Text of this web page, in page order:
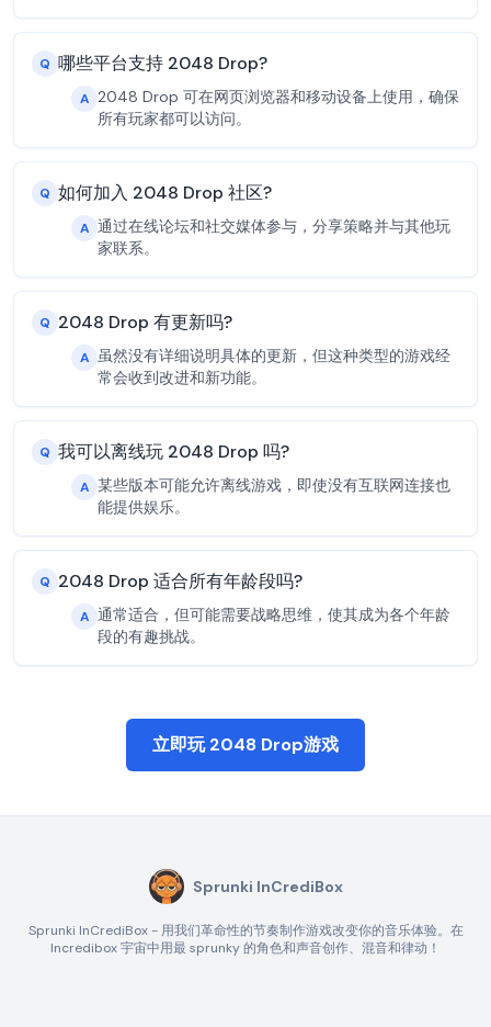
Q 哪些平台支持 2048 Drop?
A 2048 Drop 可在网页浏览器和移动设备上使用，确保
所有玩家都可以访问。
Q 如何加入 2048 Drop 社区?
A 通过在线论坛和社交媒体参与，分享策略并与其他玩
家联系。
Q 2048 Drop 有更新吗?
A 虽然没有详细说明具体的更新，但这种类型的游戏经
常会收到改进和新功能。
Q 我可以离线玩 2048 Drop 吗?
A 某些版本可能允许离线游戏，即使没有互联网连接也
能提供娱乐。
Q 2048 Drop 适合所有年龄段吗?
A 通常适合，但可能需要战略思维，使其成为各个年龄
段的有趣挑战。
立即玩 2048 Drop游戏
Sprunki InCrediBox
Sprunki InCrediBox - 用我们革命性的节奏制作游戏改变你的音乐体验。在
Incredibox 宇宙中用最 sprunky 的角色和声音创作、混音和律动！